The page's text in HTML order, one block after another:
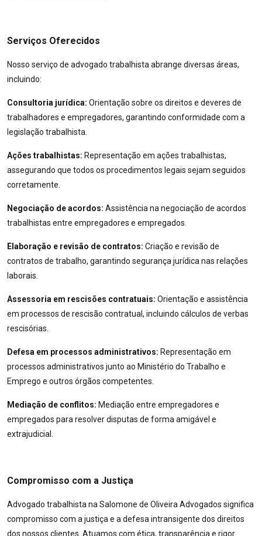
Serviços Oferecidos
Nosso serviço de advogado trabalhista abrange diversas áreas,
incluindo:
Consultoria jurídica: Orientação sobre os direitos e deveres de
trabalhadores e empregadores, garantindo conformidade com a
legislação trabalhista.
Ações trabalhistas: Representação em ações trabalhistas,
assegurando que todos os procedimentos legais sejam seguidos
corretamente.
Negociação de acordos: Assistência na negociação de acordos
trabalhistas entre empregadores e empregados.
Elaboração e revisão de contratos: Criação e revisão de
contratos de trabalho, garantindo segurança jurídica nas relações
laborais.
Assessoria em rescisões contratuais: Orientação e assistência
em processos de rescisão contratual, incluindo cálculos de verbas
rescisórias.
Defesa em processos administrativos: Representação em
processos administrativos junto ao Ministério do Trabalho e
Emprego e outros órgãos competentes.
Mediação de conflitos: Mediação entre empregadores e
empregados para resolver disputas de forma amigável e
extrajudicial.
Compromisso com a Justiça
Advogado trabalhista na Salomone de Oliveira Advogados significa
compromisso com a justiça e a defesa intransigente dos direitos
dos nossos clientes. Atuamos com ética, transparência e rigor